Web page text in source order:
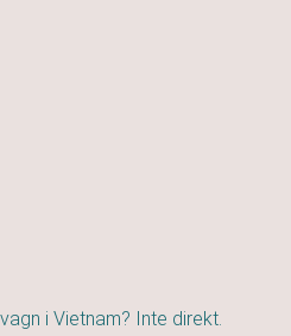
i Vietnam? Inte direkt.